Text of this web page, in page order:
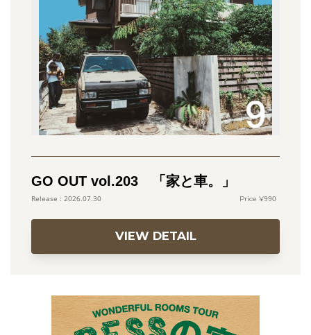
GO OUT vol.203 「家と車。」
2026.07.30 990
VIEW DETAIL